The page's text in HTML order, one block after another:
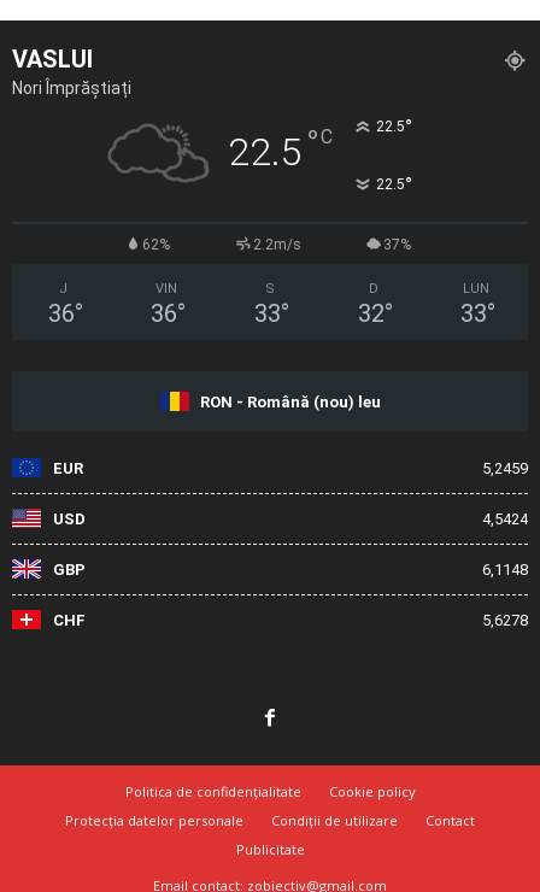
VASLUI
Nori Împrăștiați
22.5 °C 22.5°
22.5°
62% 2.2m/s 37%
J
36°
VIN
36°
S
33°
D
32°
LUN
33°
RON - Română (nou) leu
EUR 5,2459
USD 4,5424
GBP 6,1148
CHF 5,6278
Politica de confidențialitate
Cookie policy
Protecția datelor personale
Condiții de utilizare
Contact
Publicitate
Email contact: zobiectiv@gmail.com